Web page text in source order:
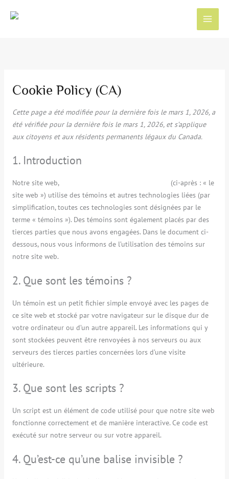
Cookie Policy (CA)
Cette page a été modifiée pour la dernière fois le mars 1, 2026, a
été vérifiée pour la dernière fois le mars 1, 2026, et s’applique
aux citoyens et aux résidents permanents légaux du Canada.
1. Introduction
Notre site web,
(ci-après : « le
site web ») utilise des témoins et autres technologies liées (par
simplification, toutes ces technologies sont désignées par le
terme « témoins »). Des témoins sont également placés par des
tierces parties que nous avons engagées. Dans le document ci-
dessous, nous vous informons de l’utilisation des témoins sur
notre site web.
2. Que sont les témoins ?
Un témoin est un petit fichier simple envoyé avec les pages de
ce site web et stocké par votre navigateur sur le disque dur de
votre ordinateur ou d’un autre appareil. Les informations qui y
sont stockées peuvent être renvoyées à nos serveurs ou aux
serveurs des tierces parties concernées lors d’une visite
ultérieure.
3. Que sont les scripts ?
Un script est un élément de code utilisé pour que notre site web
fonctionne correctement et de manière interactive. Ce code est
exécuté sur notre serveur ou sur votre appareil.
4. Qu’est-ce qu’une balise invisible ?
service
service
service
service
service
service
service
service
service
service